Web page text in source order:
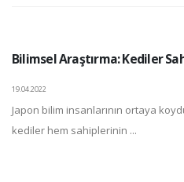
Bilimsel Araştırma: Kediler
19.04.2022
Japon bilim insanlarının ortaya
kediler hem sahiplerinin ...